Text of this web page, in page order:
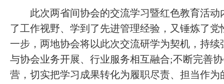
此次两省间协会的交流学习暨红色教育活动
了工作视野、学到了先进管理经验，又锤炼了
一步，两地协会将以此次交流研学为契机，持
与协会业务开展、行业服务相互融合;不断完善
营，切实把学习成果转化为履职尽责、担当作